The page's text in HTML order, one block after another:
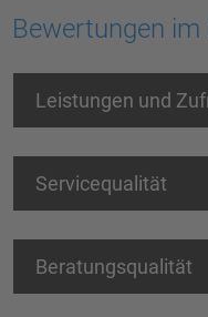
Bewertungen im
Leistungen und
Servicequalität
Beratungsqualität